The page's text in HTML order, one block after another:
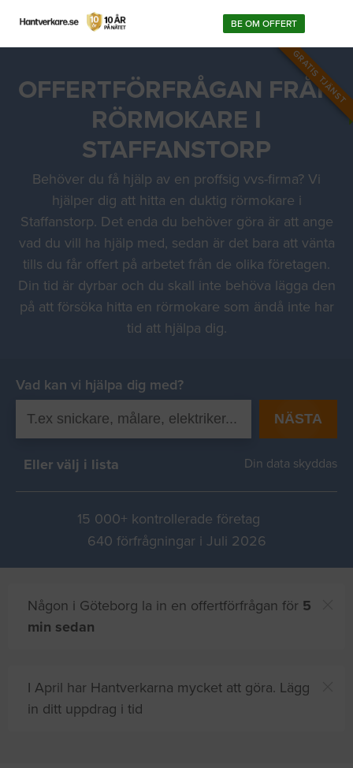
BE OM OFFERT
GRATIS TJÄNST
OFFERTFÖRFRÅGAN FRÅN
RÖRMOKARE I
STAFFANSTORP
Behöver du få hjälp av en proffsig vvs-firma? Vi
hjälper dig att hitta en duktig rörmokare i
Staffanstorp. Det enda du behöver göra är att ange
vad du vill ha hjälp med, sedan är det bara att vänta
tills du får offert på arbetet från de olika företagen.
Din tid är dyrbar och du skall inte behöva lägga den
på att försöka hitta en rörmokare som ändå inte har
tid att hjälpa dig.
Vad kan vi hjälpa dig med?
NÄSTA
Eller välj i lista Din data skyddas
15 000+ kontrollerade företag
640 förfrågningar i Juli 2026
Någon i Göteborg la in en offertförfrågan för 5
min sedan
I April har Hantverkarna mycket att göra. Lägg
in ditt uppdrag i tid